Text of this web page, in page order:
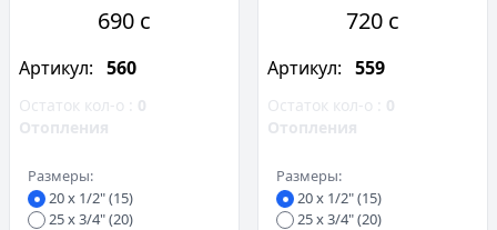
690 c
Артикул: 560
Остаток кол-о : 0
Отопления
Размеры:
20 х 1/2" (15)
25 х 3/4" (20)
720 c
Артикул: 559
Остаток кол-о : 0
Отопления
Размеры:
20 х 1/2" (15)
25 х 3/4" (20)